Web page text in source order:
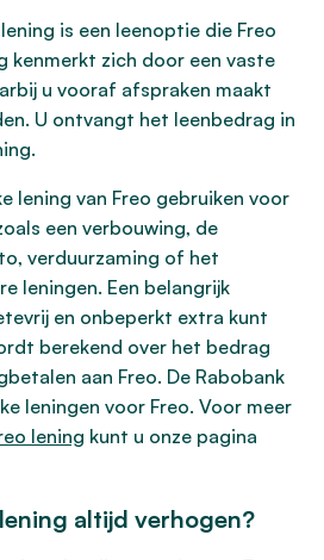
is een leenoptie die Freo
kenmerkt zich door een vaste
u vooraf afspraken maakt
U ontvangt het leenbedrag in
lening van Freo gebruiken voor
een verbouwing, de
verduurzaming of het
leningen. Een belangrijk
en onbeperkt extra kunt
berekend over het bedrag
aan Freo. De Rabobank
leningen voor Freo. Voor meer
lening kunt u onze pagina
altijd verhogen?